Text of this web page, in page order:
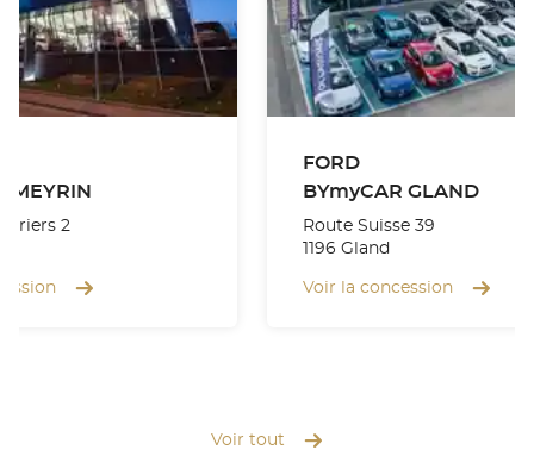
MEYRIN
2
FORD
BYmyCAR GLAND
Route Suisse 39
1196 Gland
Voir la concession
Voir tout